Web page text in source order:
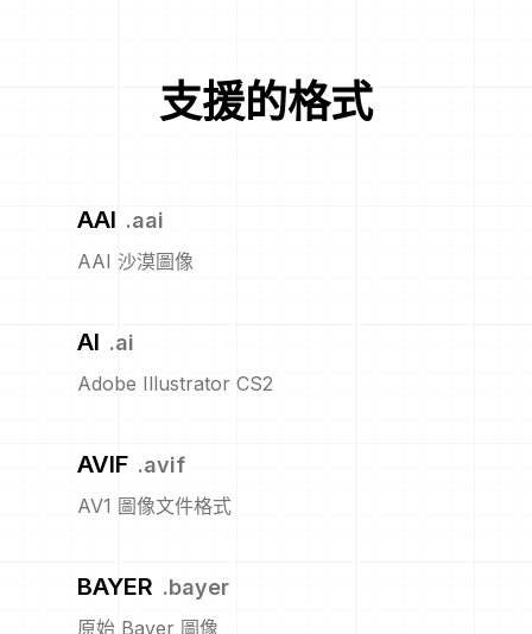
支援的格式
AAI .aai
AAI 沙漠圖像
AI .ai
Adobe Illustrator CS2
AVIF .avif
AV1 圖像文件格式
BAYER .bayer
原始 Bayer 圖像